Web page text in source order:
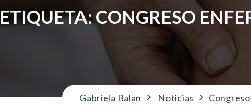
ETIQUETA: CONGRESO
Gabriela Balan > Noticias >